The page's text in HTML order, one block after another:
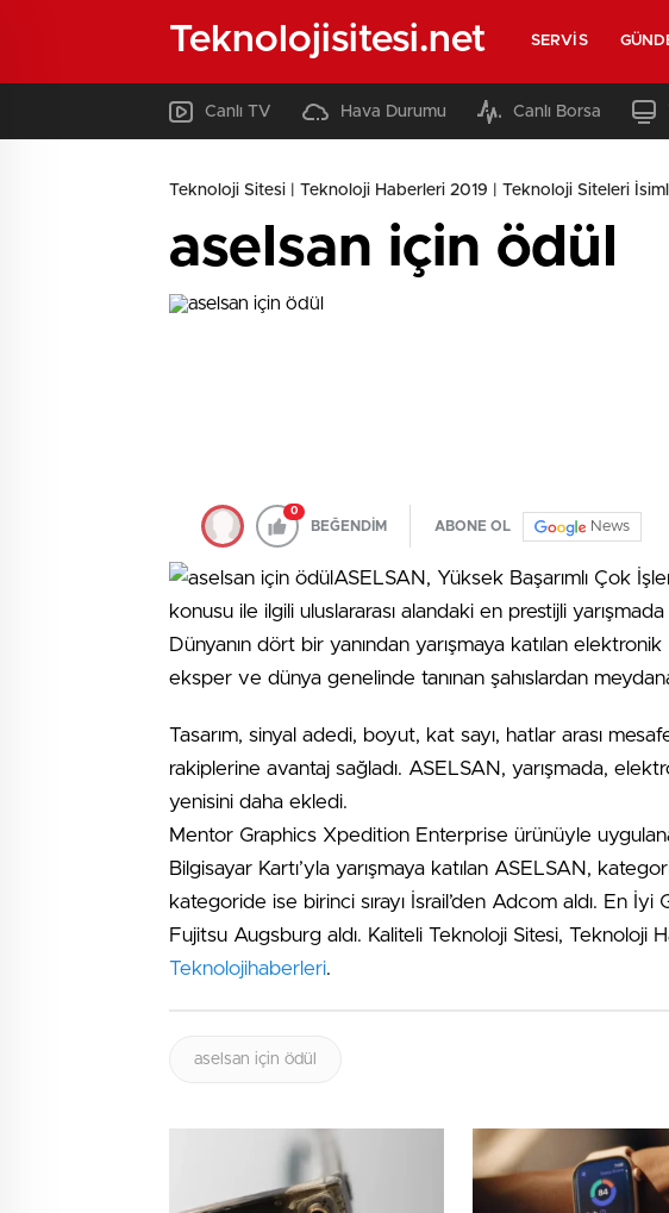
Teknolojisitesi.net SERVIS
Canlı TV Hava Durumu Canlı Borsa
Teknoloji Sitesi | Teknoloji Haberleri 2019 | Teknoloji Siteleri
aselsan için ödül
0
BEĞENDİM ABONE OL News
ASELSAN, Yüksek Başarımlı Çok
konusu ile ilgili uluslararası alandaki en prestijli
Dünyanın dört bir yanından yarışmaya katılan
eksper ve dünya genelinde tanınan şahıslardan
Tasarım, sinyal adedi, boyut, kat sayı, hatlar arası
rakiplerine avantaj sağladı. ASELSAN, yarışmada,
yenisini daha ekledi.
Mentor Graphics Xpedition Enterprise ürünüyle
Bilgisayar Kartı’yla yarışmaya katılan ASELSAN,
kategoride ise birinci sırayı İsrail’den Adcom aldı. En İyi
Fujitsu Augsburg aldı. Kaliteli Teknoloji Sitesi, Teknoloji
Teknolojihaberleri.
aselsan için ödül